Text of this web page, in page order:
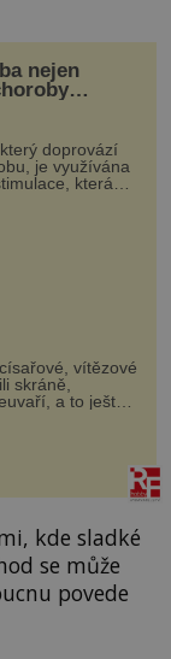
nejen
doprovází
je využívána
která
invazivní
není vhodný
zacílení ...
vítězové
skráně,
a to ještě
může výrazně
neduhy.
ně...
kde sladké
se může
povede